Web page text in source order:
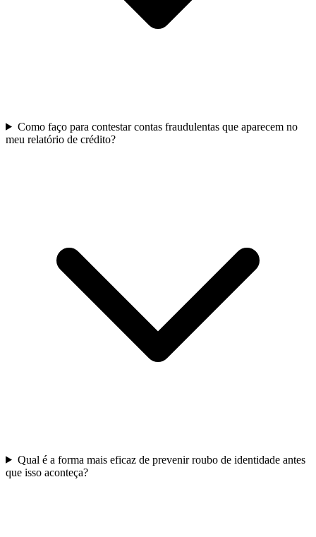
Como faço para contestar contas fraudulentas que aparecem no
meu relatório de crédito?
Qual é a forma mais eficaz de prevenir roubo de identidade antes
que isso aconteça?